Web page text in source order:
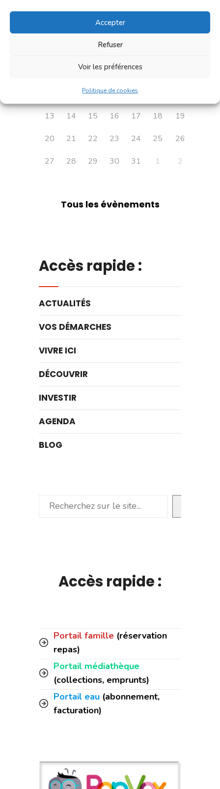
Accepter
Refuser
Voir les préférences
Politique de cookies
J
1 2 3
8 9 10
13
14 15 16 17 18 19
20 21 22 23 24 25 26
27 28 29 30 31 1 2
Tous les évènements
Accès rapide :
ACTUALITÉS
VOS DÉMARCHES
VIVRE ICI
DÉCOUVRIR
INVESTIR
AGENDA
BLOG
Rechercher
Accès rapide :
Portail famille (réservation
repas)
Portail médiathèque
(collections, emprunts)
Portail eau (abonnement,
facturation)